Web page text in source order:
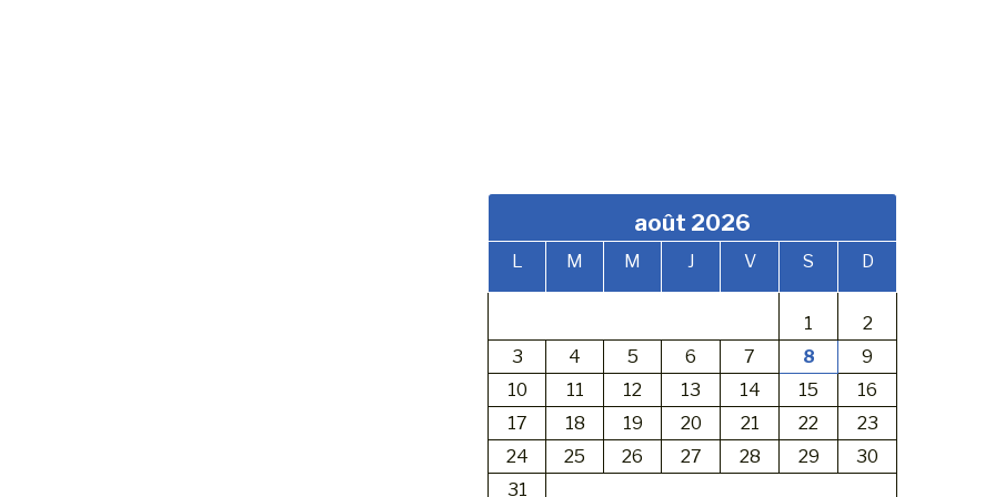
août 2026
L M M J V S D
1
2
3
4 5 6 7 8
9
10
11 12 13 14 15
16
17
18 19 20 21 22
23
24
25 26 27 28 29
30
31